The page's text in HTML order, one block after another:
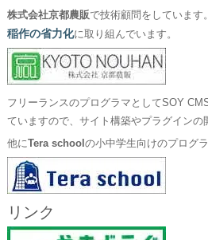
株式会社京都農販で技術顧問をしています。
稲作の省力化に取り組んでいます。
フリーランスのプログラマとしてSOY
ていますので、サイト構築やプラグインの
他にTera school の小中学生向けのプログ
リンク